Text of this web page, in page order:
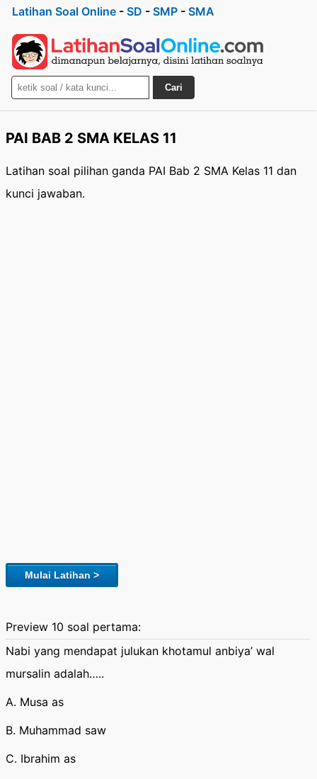
Latihan Soal Online - SD - SMP - SMA
Cari
PAI BAB 2 SMA KELAS 11
Latihan soal pilihan ganda PAI Bab 2 SMA Kelas 11 dan
kunci jawaban.
Mulai Latihan >
Preview 10 soal pertama:
Nabi yang mendapat julukan khotamul anbiya’ wal
mursalin adalah…..
A. Musa as
B. Muhammad saw
C. Ibrahim as